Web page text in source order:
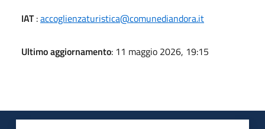
IAT:accoglienzaturistica@comunediandora.it
Ultimo aggiornamento: 11 maggio 2026, 19:15